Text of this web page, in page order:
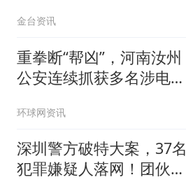
金台资讯
重拳断“帮凶”，河南汝州
公安连续抓获多名涉电诈
环球网资讯
深圳警方破特大案，37名
犯罪嫌疑人落网！团伙以